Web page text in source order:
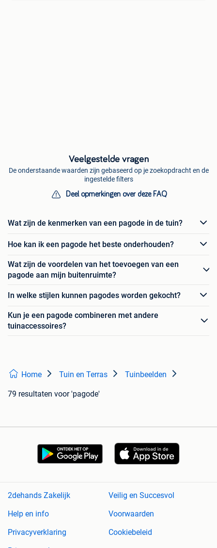
Veelgestelde vragen
De onderstaande waarden zijn gebaseerd op je zoekopdracht en de
ingestelde filters
Deel opmerkingen over deze FAQ
Wat zijn de kenmerken van een pagode in de tuin?
Hoe kan ik een pagode het beste onderhouden?
Wat zijn de voordelen van het toevoegen van een
pagode aan mijn buitenruimte?
In welke stijlen kunnen pagodes worden gekocht?
Kun je een pagode combineren met andere
tuinaccessoires?
Home Tuin en Terras Tuinbeelden
79 resultaten voor 'pagode'
2dehands Zakelijk
Veilig en Succesvol
Help en info
Voorwaarden
Privacyverklaring
Cookiebeleid